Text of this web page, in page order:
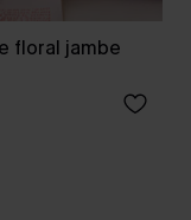
floral jambe